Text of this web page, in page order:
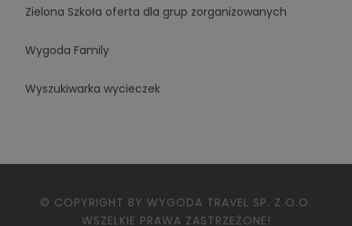
Zielona Szkoła oferta dla grup zorganizowanych
Wygoda Family
Wyszukiwarka wycieczek
© COPYRIGHT BY WYGODA TRAVEL SP. Z O.O.
WSZELKIE PRAWA ZASTRZEŻONE!